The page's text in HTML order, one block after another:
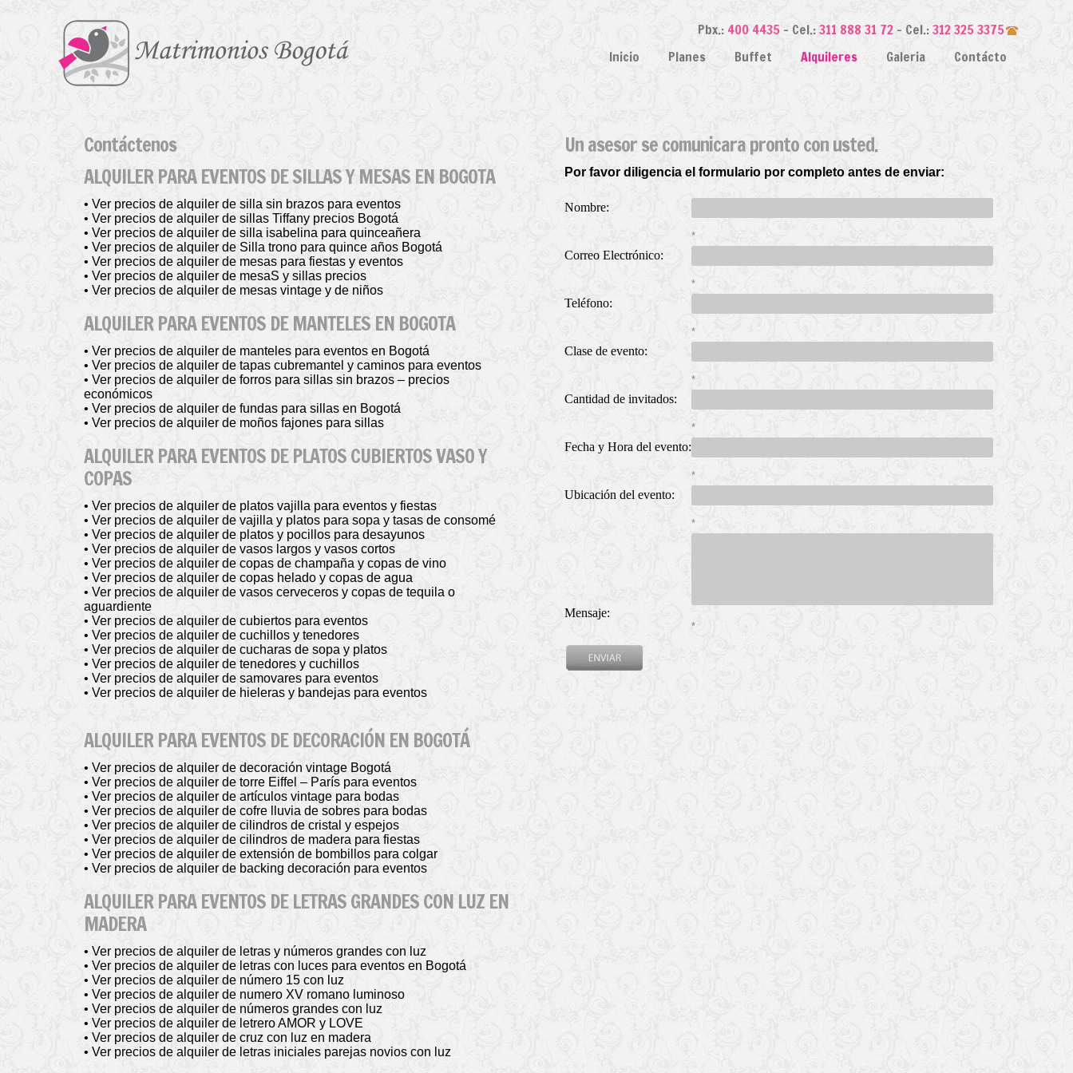
Pbx.: 400 4435- Cel.:311 888 31 72- Cel.:312 325 3375
Inicio
Planes Buffet Alquileres Galeria Contácto
Contáctenos
ALQUILER PARA EVENTOS DE SILLAS Y MESAS EN BOGOTA
• Ver precios de alquiler de silla sin brazos para eventos
• Ver precios de alquiler de sillas Tiffany precios Bogotá
• Ver precios de alquiler de silla isabelina para quinceañera
• Ver precios de alquiler de Silla trono para quince años Bogotá
• Ver precios de alquiler de mesas para fiestas y eventos
• Ver precios de alquiler de mesaS y sillas precios
• Ver precios de alquiler de mesas vintage y de niños
ALQUILER PARA EVENTOS DE MANTELES EN BOGOTA
• Ver precios de alquiler de manteles para eventos en Bogotá
• Ver precios de alquiler de tapas cubremantel y caminos para eventos
• Ver precios de alquiler de forros para sillas sin brazos – precios
económicos
• Ver precios de alquiler de fundas para sillas en Bogotá
• Ver precios de alquiler de moños fajones para sillas
ALQUILER PARA EVENTOS DE PLATOS CUBIERTOS VASO Y
COPAS
• Ver precios de alquiler de platos vajilla para eventos y fiestas
• Ver precios de alquiler de vajilla y platos para sopa y tasas de consomé
• Ver precios de alquiler de platos y pocillos para desayunos
• Ver precios de alquiler de vasos largos y vasos cortos
• Ver precios de alquiler de copas de champaña y copas de vino
• Ver precios de alquiler de copas helado y copas de agua
• Ver precios de alquiler de vasos cerveceros y copas de tequila o
aguardiente
• Ver precios de alquiler de cubiertos para eventos
• Ver precios de alquiler de cuchillos y tenedores
• Ver precios de alquiler de cucharas de sopa y platos
• Ver precios de alquiler de tenedores y cuchillos
• Ver precios de alquiler de samovares para eventos
• Ver precios de alquiler de hieleras y bandejas para eventos
ALQUILER PARA EVENTOS DE DECORACIÓN EN BOGOTÁ
• Ver precios de alquiler de decoración vintage Bogotá
• Ver precios de alquiler de torre Eiffel – París para eventos
• Ver precios de alquiler de artículos vintage para bodas
• Ver precios de alquiler de cofre lluvia de sobres para bodas
• Ver precios de alquiler de cilindros de cristal y espejos
• Ver precios de alquiler de cilindros de madera para fiestas
• Ver precios de alquiler de extensión de bombillos para colgar
• Ver precios de alquiler de backing decoración para eventos
ALQUILER PARA EVENTOS DE LETRAS GRANDES CON LUZ EN
MADERA
• Ver precios de alquiler de letras y números grandes con luz
• Ver precios de alquiler de letras con luces para eventos en Bogotá
• Ver precios de alquiler de número 15 con luz
• Ver precios de alquiler de numero XV romano luminoso
• Ver precios de alquiler de números grandes con luz
• Ver precios de alquiler de letrero AMOR y LOVE
• Ver precios de alquiler de cruz con luz en madera
• Ver precios de alquiler de letras iniciales parejas novios con luz
Un asesor se comunicara pronto con usted.
Por favor diligencia el formulario por completo antes de enviar:
Nombre:
*
Correo Electrónico:
*
Teléfono:
*
Clase de evento:
*
Cantidad de invitados:
*
Fecha y Hora del evento:
*
Ubicación del evento:
*
Mensaje:
*